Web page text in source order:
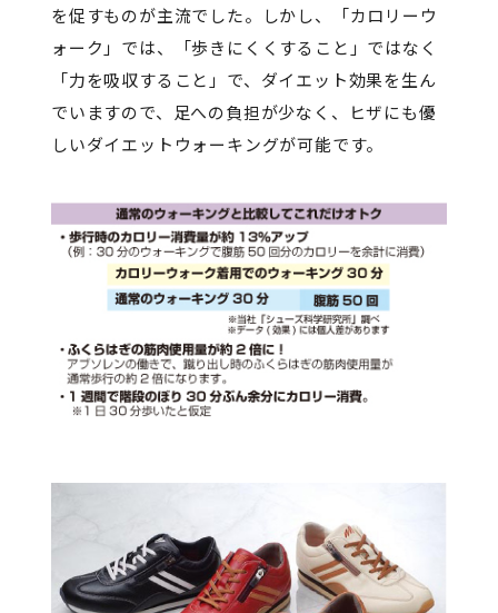
を促すものが主流でした。しかし、「カロリーウ
ォーク」では、「歩きにくくすること」ではなく
「力を吸収すること」で、ダイエット効果を生ん
でいますので、足への負担が少なく、ヒザにも優
しいダイエットウォーキングが可能です。